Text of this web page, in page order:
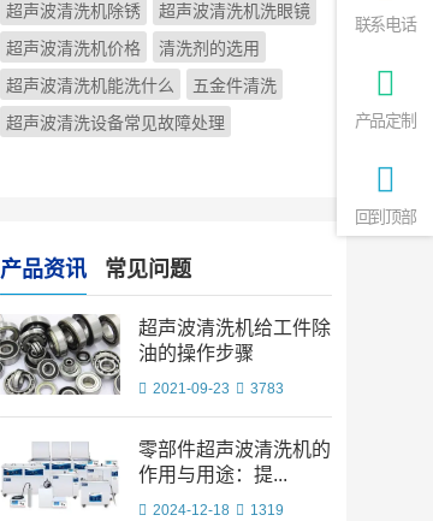
超声波清洗机除锈
超声波清洗机洗眼镜
超声波清洗机价格
清洗剂的选用
超声波清洗机能洗什么
五金件清洗
超声波清洗设备常见故障处理
产品资讯 常见问题
超声波清洗机给工件除
油的操作步骤
2021-09-23 3783
零部件超声波清洗机的
作用与用途：提...
2024-12-18 1319
联系电话
产品定制
回到顶部